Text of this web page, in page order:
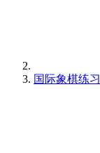
国际象棋练